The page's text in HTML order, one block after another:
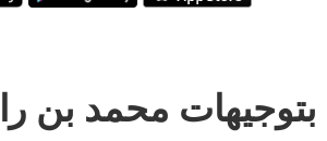
بتوجيهات محمد بن